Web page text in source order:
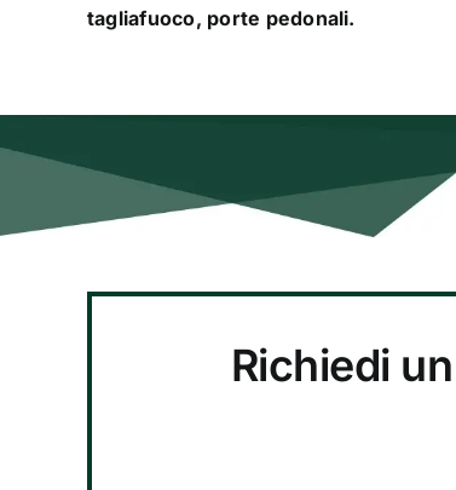
tagliafuoco, porte pedonali.
Richiedi